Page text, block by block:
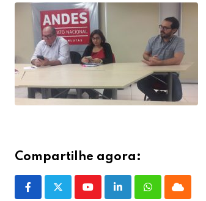
Compartilhe agora:
YoutubeLinkedInWhatsappCloud